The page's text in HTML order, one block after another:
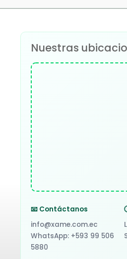
Nuestras
📧 Contáctanos
info@xame.com.ec
WhatsApp: +593 99 506
5880